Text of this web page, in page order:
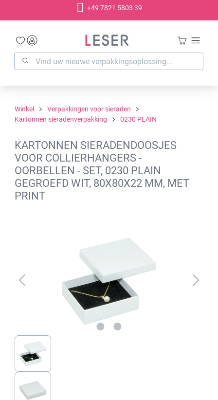
+49 7821 5803 39
Winkel
Verpakkingen voor sieraden
Kartonnen sieradenverpakking
0230 PLAIN
KARTONNEN SIERADENDOOSJES
VOOR COLLIERHANGERS -
OORBELLEN - SET, 0230 PLAIN
GEGROEFD WIT, 80X80X22 MM, MET
PRINT